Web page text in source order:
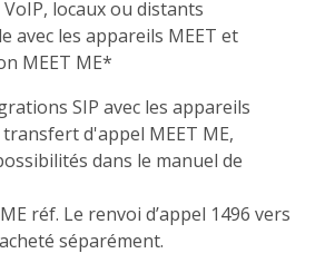
locaux ou distants
avec les appareils MEET et
MEET ME*
SIP avec les appareils
d'appel MEET ME,
dans le manuel de
réf. Le renvoi d’appel 1496 vers
séparément.